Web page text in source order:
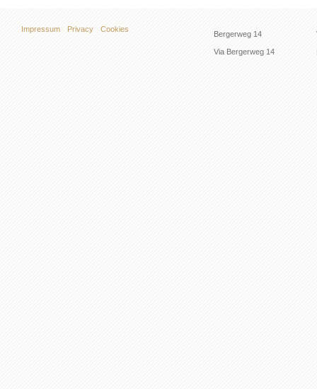
Impressum Privacy Cookies
Bergerweg 14
Via Bergerweg 14